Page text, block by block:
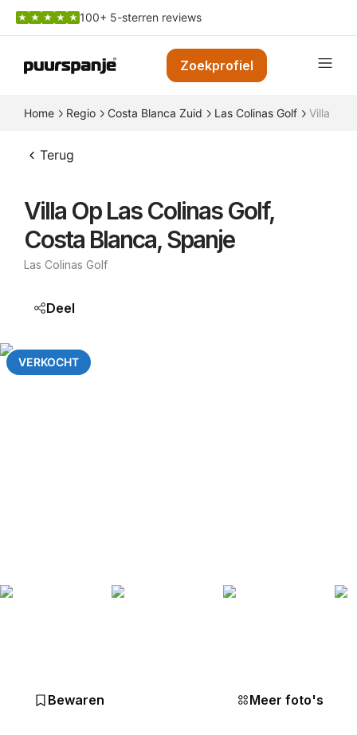
100+ 5-sterren reviews
Zoekprofiel
Home Regio Costa Blanca Zuid Las Colinas Golf Villa op
Terug
Villa Op Las Colinas Golf,
Costa Blanca, Spanje
Las Colinas Golf
Deel
VERKOCHT
Bewaren Meer foto's